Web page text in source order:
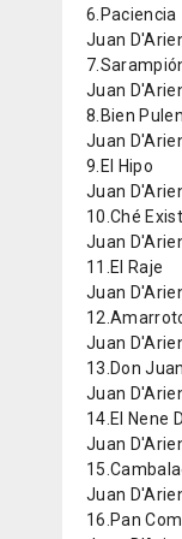
6.Paciencia
Juan
Juan
8.Bien
Juan
9.El Hipo
Juan
10.Ché
Juan
11.El Raje
Juan
Juan
13.Don
Juan
14.El Nene
Juan
Juan
16.Pan